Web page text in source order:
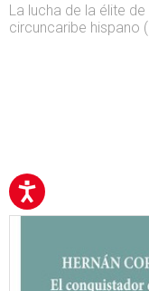
La lucha de la élite
circuncaribe hispano